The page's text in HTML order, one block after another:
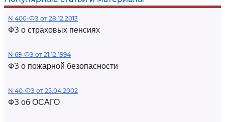
N 400-ФЗ от 28.12.2013
ФЗ о страховых пенсиях
N 69-ФЗ от 21.12.1994
ФЗ о пожарной безопасности
N 40-ФЗ от 25.04.2002
ФЗ об ОСАГО